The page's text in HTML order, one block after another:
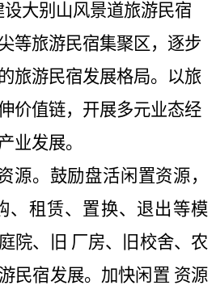
大别山风景道旅游民宿
等旅游民宿集聚区，逐步
旅游民宿发展格局。以旅
价值链，开展多元业态经
业发展。
源。 鼓励盘活闲置资源，
、租赁、置换、退出等模
院、旧 厂房、旧校舍、农
民宿发展。加快闲置 资源